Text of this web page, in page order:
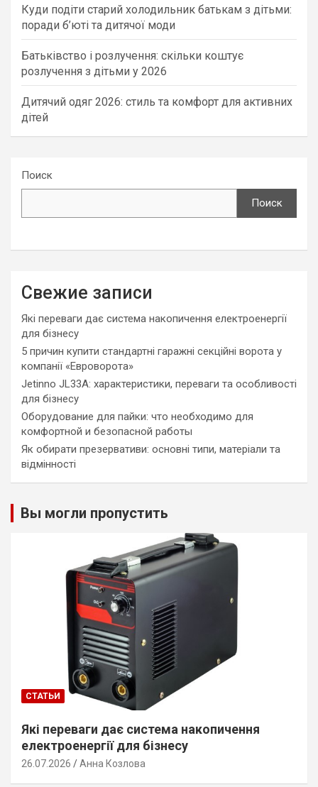
Куди подіти старий холодильник батькам з дітьми:
поради б’юті та дитячої моди
Батьківство і розлучення: скільки коштує
розлучення з дітьми у 2026
Дитячий одяг 2026: стиль та комфорт для активних
дітей
Поиск
Поиск
Свежие записи
Які переваги дає система накопичення електроенергії
для бізнесу
5 причин купити стандартні гаражні секційні ворота у
компанії «Евроворота»
Jetinno JL33A: характеристики, переваги та особливості
для бізнесу
Оборудование для пайки: что необходимо для
комфортной и безопасной работы
Як обирати презервативи: основні типи, матеріали та
відмінності
Вы могли пропустить
СТАТЬИ
Які переваги дає система накопичення
електроенергії для бізнесу
26.07.2026 Анна Козлова